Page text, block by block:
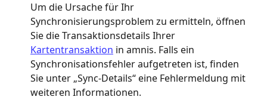
Um die Ursache für Ihr
Synchronisierungsproblem zu ermitteln, öffnen
Sie die Transaktionsdetails Ihrer
Kartentransaktion in amnis. Falls ein
Synchronisationsfehler aufgetreten ist, finden
Sie unter „Sync-Details“ eine Fehlermeldung mit
weiteren Informationen.